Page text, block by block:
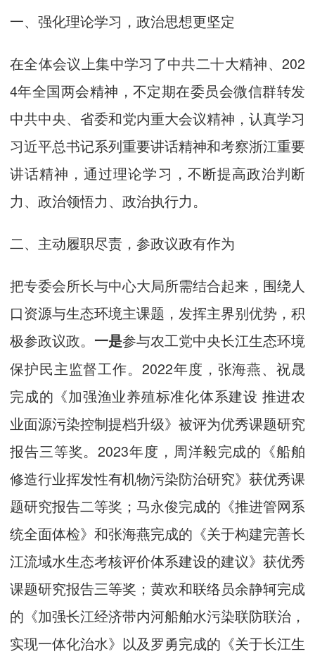
一、强化理论学习，政治思想更坚定
在全体会议上集中学习了中共二十大精神、202
4年全国两会精神，不定期在委员会微信群转发
中共中央、省委和党内重大会议精神，认真学习
习近平总书记系列重要讲话精神和考察浙江重要
讲话精神，通过理论学习，不断提高政治判断
力、政治领悟力、政治执行力。
二、主动履职尽责，参政议政有作为
把专委会所长与中心大局所需结合起来，围绕人
口资源与生态环境主课题，发挥主界别优势，积
极参政议政。 一是参与农工党中央长江生态环境
保护民主监督工作。2022年度，张海燕、祝晟
完成的《加强渔业养殖标准化体系建设 推进农
业面源污染控制提档升级》被评为优秀课题研究
报告三等奖。2023年度，周洋毅完成的《船舶
修造行业挥发性有机物污染防治研究》获优秀课
题研究报告二等奖；马永俊完成的《推进管网系
统全面体检》和张海燕完成的《关于构建完善长
江流域水生态考核评价体系建设的建议》获优秀
课题研究报告三等奖；黄欢和联络员余静轲完成
的《加强长江经济带内河船舶水污染联防联治，
实现一体化治水》以及罗勇完成的《关于长江生